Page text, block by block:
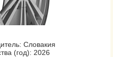
Словакия
(год): 2026